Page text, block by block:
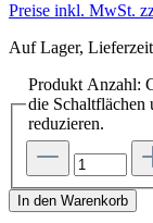
Preise inkl. MwSt.
Auf Lager,
Produkt Anzahl:
die Schaltflächen
reduzieren.
In den Warenkorb